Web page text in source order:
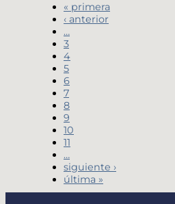
« primera
‹ anterior
…
3
4
5
6
7
8
9
10
11
…
siguiente ›
última »